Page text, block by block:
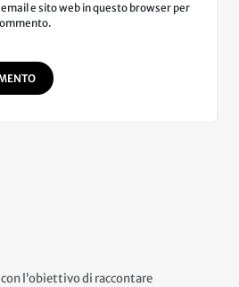
e sito web in questo browser per
l’obiettivo di raccontare